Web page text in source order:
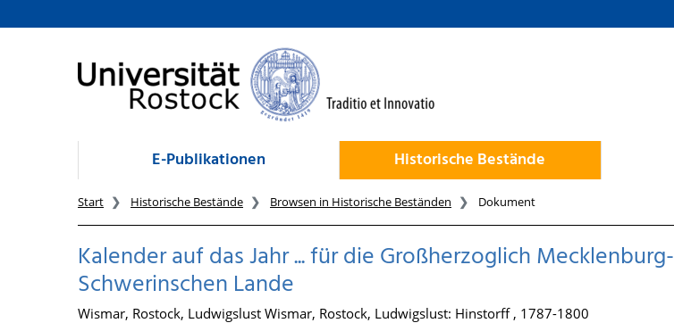
zum Inhalt
E-Publikationen Historische Bestände
Start Historische Bestände Browsen in Historische Beständen Dokument
Kalender auf das Jahr ... für die Großherzoglich Mecklenburg-
Schwerinschen Lande
Wismar, Rostock, Ludwigslust Wismar, Rostock, Ludwigslust: Hinstorff , 1787-1800